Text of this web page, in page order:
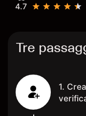
4.7
Tre
1.